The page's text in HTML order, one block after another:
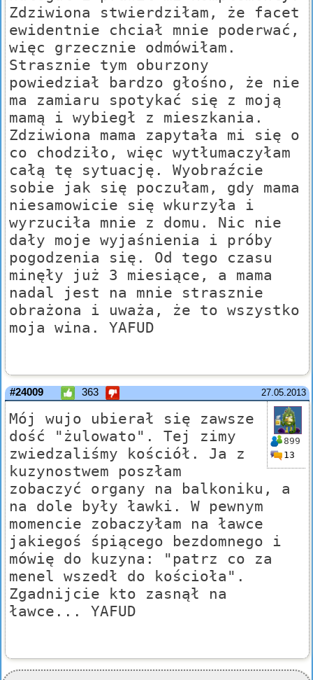
Zdziwiona stwierdziłam, że facet
ewidentnie chciał mnie poderwać,
więc grzecznie odmówiłam.
Strasznie tym oburzony
powiedział bardzo głośno, że nie
ma zamiaru spotykać się z moją
mamą i wybiegł z mieszkania.
Zdziwiona mama zapytała mi się o
co chodziło, więc wytłumaczyłam
całą tę sytuację. Wyobraźcie
sobie jak się poczułam, gdy mama
niesamowicie się wkurzyła i
wyrzuciła mnie z domu. Nic nie
dały moje wyjaśnienia i próby
pogodzenia się. Od tego czasu
minęły już 3 miesiące, a mama
nadal jest na mnie strasznie
obrażona i uważa, że to wszystko
moja wina. YAFUD
27.05.2013
#24009 363
899
13
Mój wujo ubierał się zawsze
dość "żulowato". Tej zimy
zwiedzaliśmy kościół. Ja z
kuzynostwem poszłam
zobaczyć organy na balkoniku, a
na dole były ławki. W pewnym
momencie zobaczyłam na ławce
jakiegoś śpiącego bezdomnego i
mówię do kuzyna: "patrz co za
menel wszedł do kościoła".
Zgadnijcie kto zasnął na
ławce... YAFUD